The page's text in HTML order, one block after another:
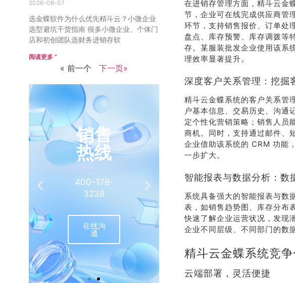
2026-08-07
选金蝶软件为什么优先精斗云？小微企业
选型避坑干货指南 很多小微企业、个体门
店和初创团队选财务进销存软
阅读更多 ”
« 前一个 下一页»
销售
热线
400-178-
3238
在线沟
通
推荐
有礼
介绍客户豪礼
相送
联系我
们
在进销存管理方面，精斗云金
节，企业可在线完成供应商管
环节，支持销售报价、订单处
盘点、库存预警、库存调拨等
存。某服装批发企业使用该系
理效率显著提升。
深度客户关系管理：挖掘
精斗云金蝶系统的客户关系管
户基本信息、交易历史、沟通
定个性化营销策略；销售人员
商机。同时，支持通过邮件、
企业借助该系统的 CRM 功能
一步扩大。
智能报表与数据分析：数
系统具备强大的智能报表与数
表，如销售趋势图、库存分布
快速了解企业运营状况，发现
企业不同层级、不同部门的数
精斗云金蝶系统竞
云端部署，灵活便捷